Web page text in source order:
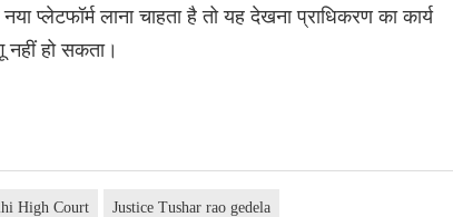
प्लेटफॉर्म लाना चाहता है तो यह देखना प्राधिकरण का कार्य
हो सकता।
High Court Justice Tushar rao gedela